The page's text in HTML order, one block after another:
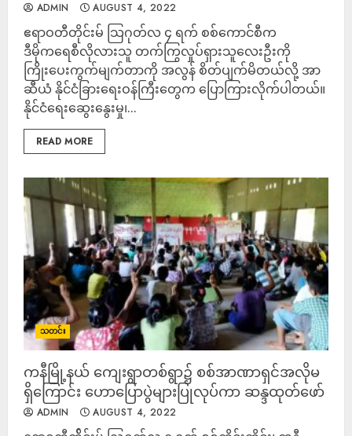
ADMIN AUGUST 4, 2022
ဧရာဝတီတိုင်းမ် သြဂုတ်လ ၄ ရက် စစ်ကောင်စီက
ဒီမိုကရေစီလိုလားသူ တက်ကြွလှုပ်ရှားသူလေးဦးကို
ကြိုးပေးကွက်မျက်တာကို အလွန် စိတ်ပျက်မိတယ်လို့ အာ
ဆီယံ နိုင်ငံခြားရေးဝန်ကြီးတွေက ပြောကြားလိုက်ပါတယ်။
နိုင်ငံရေးဆွေးနွေးမှု၊...
READ MORE
သတင်း
ကနီမြို့နယ် ကျေးရွာတစ်ရွာ၌ စစ်အာဏာရှင်အလိုမ
ရှိကြောင်း ဟောပြောပွဲများပြုလုပ်ကာ ဆန္ဒထုတ်ဖော်
ADMIN AUGUST 4, 2022